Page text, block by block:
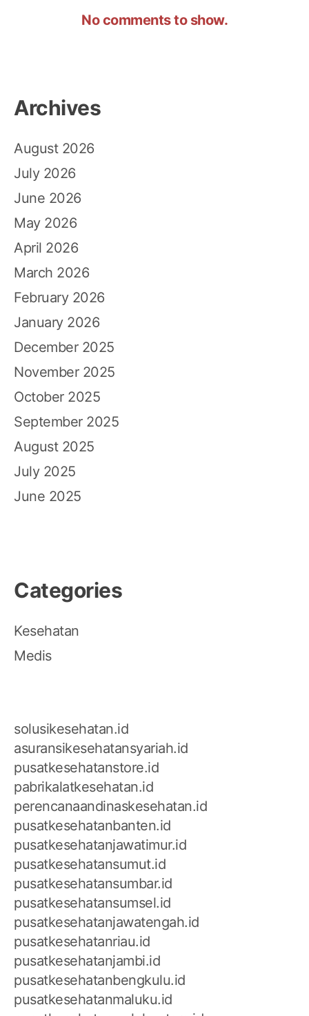
No comments to show.
Archives
August 2026
July 2026
June 2026
May 2026
April 2026
March 2026
February 2026
January 2026
December 2025
November 2025
October 2025
September 2025
August 2025
July 2025
June 2025
Categories
Kesehatan
Medis
solusikesehatan.id
asuransikesehatansyariah.id
pusatkesehatanstore.id
pabrikalatkesehatan.id
perencanaandinaskesehatan.id
pusatkesehatanbanten.id
pusatkesehatanjawatimur.id
pusatkesehatansumut.id
pusatkesehatansumbar.id
pusatkesehatansumsel.id
pusatkesehatanjawatengah.id
pusatkesehatanriau.id
pusatkesehatanjambi.id
pusatkesehatanbengkulu.id
pusatkesehatanmaluku.id